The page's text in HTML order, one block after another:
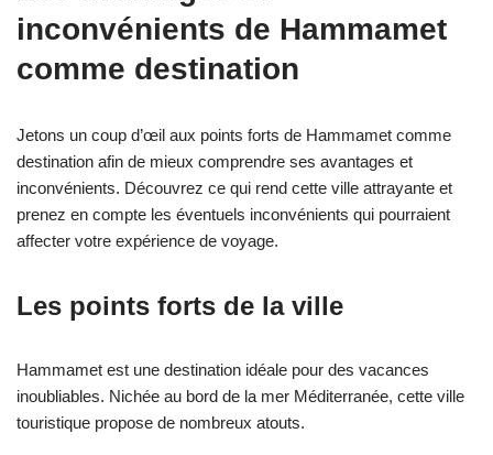
inconvénients de Hammamet
comme destination
Jetons un coup d’œil aux points forts de Hammamet comme
destination afin de mieux comprendre ses avantages et
inconvénients. Découvrez ce qui rend cette ville attrayante et
prenez en compte les éventuels inconvénients qui pourraient
affecter votre expérience de voyage.
Les points forts de la ville
Hammamet est une destination idéale pour des vacances
inoubliables. Nichée au bord de la mer Méditerranée, cette ville
touristique propose de nombreux atouts.